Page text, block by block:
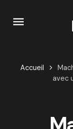
Accueil
avec